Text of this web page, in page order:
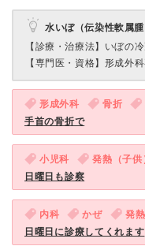
水いぼ（伝染性軟属
【診療・治療法】 いぼの
【専門医・資格】 形成外
形成外科 骨折
手首の骨折で
小児科 発熱（子供
日曜日も診察
内科 かぜ 発熱
日曜日に診療してくれます